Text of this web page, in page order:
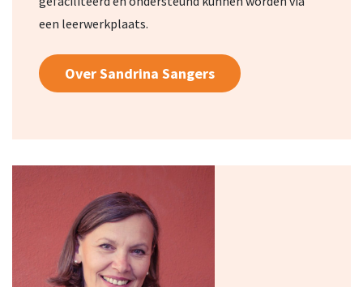
een leerwerkplaats.
Over Sandrina Sangers